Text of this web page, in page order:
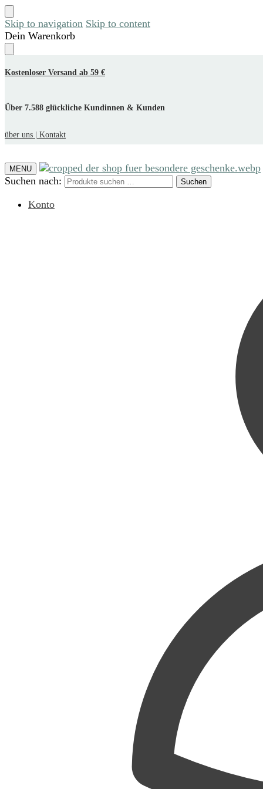
Skip to navigation Skip to content
Dein Warenkorb
Kostenloser Versand ab 59 €
Über 7.588 glückliche Kundinnen & Kunden
über uns | Kontakt
MENU
Suchen nach: Suchen
Konto